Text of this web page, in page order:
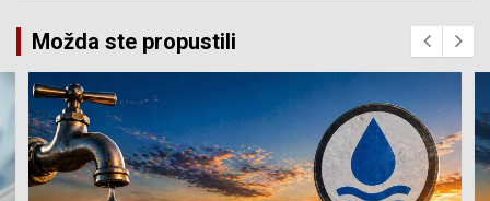
Možda ste propustili